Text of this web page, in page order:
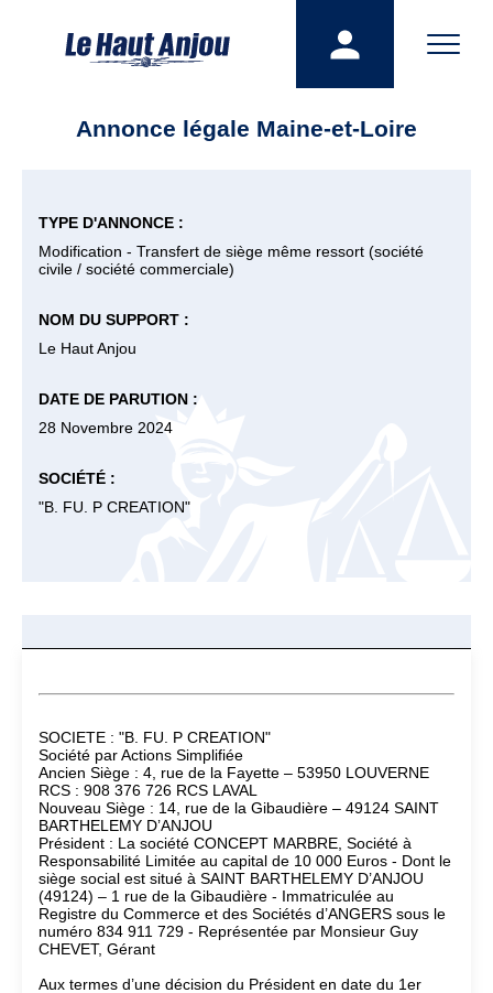
Annonce légale Maine-et-Loire
TYPE D'ANNONCE :
Modification - Transfert de siège même ressort (société
civile / société commerciale)
NOM DU SUPPORT :
Le Haut Anjou
DATE DE PARUTION :
28 Novembre 2024
SOCIÉTÉ :
"B. FU. P CREATION"
SOCIETE : "B. FU. P CREATION"
Société par Actions Simplifiée
Ancien Siège : 4, rue de la Fayette – 53950 LOUVERNE
RCS : 908 376 726 RCS LAVAL
Nouveau Siège : 14, rue de la Gibaudière – 49124 SAINT
BARTHELEMY D’ANJOU
Président : La société CONCEPT MARBRE, Société à
Responsabilité Limitée au capital de 10 000 Euros - Dont le
siège social est situé à SAINT BARTHELEMY D’ANJOU
(49124) – 1 rue de la Gibaudière - Immatriculée au
Registre du Commerce et des Sociétés d’ANGERS sous le
numéro 834 911 729 - Représentée par Monsieur Guy
CHEVET, Gérant
Aux termes d’une décision du Président en date du 1er